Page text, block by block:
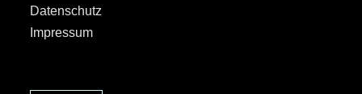
Datenschutz
Impressum